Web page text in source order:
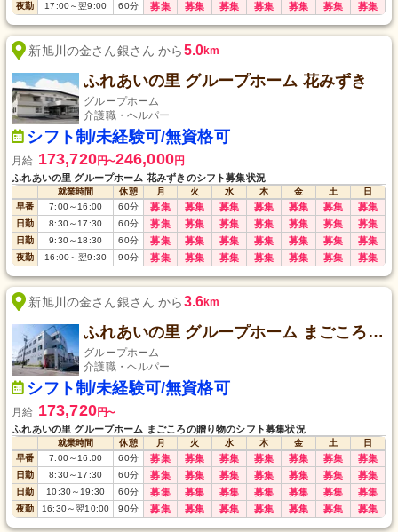
夜勤 17:00～翌9:00 60分 募集 募集 募集 募集 募集 募集 募集
新旭川の金さん銀さん から5.0km
ふれあいの里 グループホーム 花みずき
グループホーム
介護職・ヘルパー
シフト制/未経験可/無資格可
月給 173,720円〜246,000円
ふれあいの里 グループホーム 花みずきのシフト募集状況
就業時間 休憩 月 火 水 木 金 土
日
早番
7:00～ 16:00 60分 募集 募集 募集 募集 募集 募集 募集
日勤 8:30～ 17:30 60分 募集 募集 募集 募集 募集 募集 募集
日勤 9:30～ 18:30 60分 募集 募集 募集 募集 募集 募集 募集
夜勤 16:00～翌9:30 90分 募集 募集 募集 募集 募集 募集 募集
新旭川の金さん銀さん から3.6km
ふれあいの里 グループホーム まごころの贈り物
グループホーム
介護職・ヘルパー
シフト制/未経験可/無資格可
月給 173,720円〜
ふれあいの里 グループホーム まごころの贈り物のシフト募集状況
就業時間 休憩 月 火 水 木 金 土
日
早番
7:00～ 16:00 60分 募集 募集 募集 募集 募集 募集 募集
日勤 8:30～ 17:30 60分 募集 募集 募集 募集 募集 募集 募集
日勤 10:30～ 19:30 60分 募集 募集 募集 募集 募集 募集 募集
夜勤 16:30～翌10:00 90分 募集 募集 募集 募集 募集 募集 募集